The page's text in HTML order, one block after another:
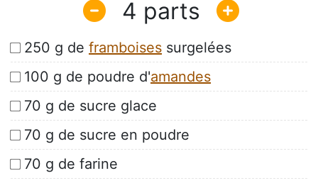
4
250 g de framboises surgelées
100 g de poudre d'amandes
70 g de sucre glace
70 g de sucre en poudre
70 g de farine